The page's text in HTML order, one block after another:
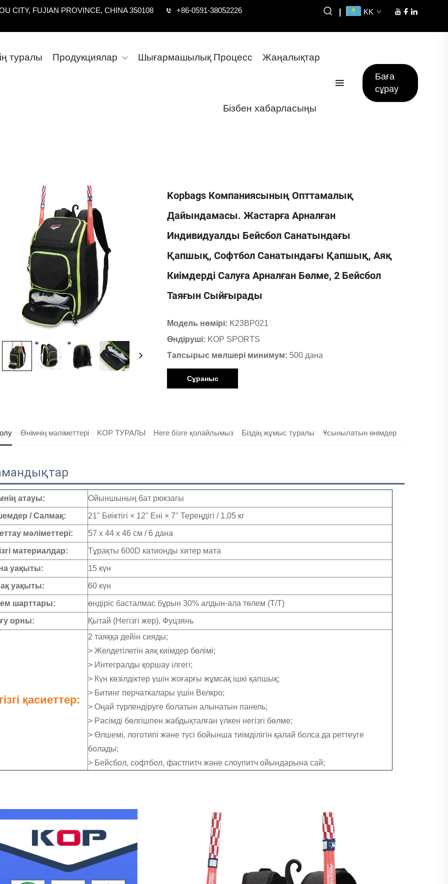
CITY, FUJIAN PROVINCE, CHINA 350108 +86-0591-38052226 KK
туралы Продукциялар Шығармашылық Процесс Жаңалықтар
Бізбен хабарласыңы
Баға
сұрау
Kopbags Компаниясының Опттамалық
Дайындамасы. Жастарға Арналған
Индивидуалды Бейсбол Санатындағы
Қапшық, Софтбол Санатындағы Қапшық, Аяқ
Киімдерді Салуға Арналған Бөлме, 2 Бейсбол
Таяғын Сыйғырады
Модель нөмірі: K23BP021
Өндіруші: KOP SPORTS
Тапсырыс мөлшері минимум: 500 дана
Сұраныс
Өнімнің мәліметтері KOP ТУРАЛЫ Неге бізге қолайлымыз Біздің жұмыс туралы Ұсынылатын өнімдер
атауы: Ойыншының бат рюкзагы
/ Салмақ: 21" Биіктігі × 12" Ені × 7" Тереңдігі / 1,05 кг
мәліметтері: 57 x 44 x 46 см / 6 дана
материалдар: Тұрақты 600D катионды хитер мата
уақыты: 15 күн
уақыты: 60 күн
шарттары: өндіріс басталмас бұрын 30% алдын-ала төлем (Т/Т)
орны: Қытай (Негізгі жер), Фуцзянь
қасиеттер:
2 таяққа дейін сияды;
> Желдетілетін аяқ киімдер бөлімі;
> Интегралды қоршау ілгегі;
> Күн көзілдіктер үшін жоғарғы жұмсақ ішкі қапшық;
> Битинг перчаткалары үшін Велкро;
> Оңай түрлендіруге болатын алынатын панель;
> Рәсімді бөлгішпен жабдықталған үлкен негізгі бөлме;
> Өлшемі, логотипі және түсі бойынша тиімділігін қалай болса да реттеуге
болады;
> Бейсбол, софтбол, фастпитч және слоупитч ойындарына сай;